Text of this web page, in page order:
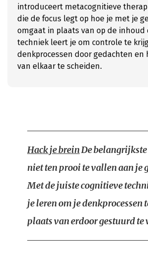
introduceert metacognitieve
die de focus legt op hoe je met je
omgaat in plaats van op de inhoud
techniek leert je om controle te
denkprocessen door gedachten en
van elkaar te scheiden.
Hack je breinDe
niet ten prooi te vallen aan je
Met de juiste cognitieve
je leren om je denkprocessen
plaats van erdoor gestuurd te